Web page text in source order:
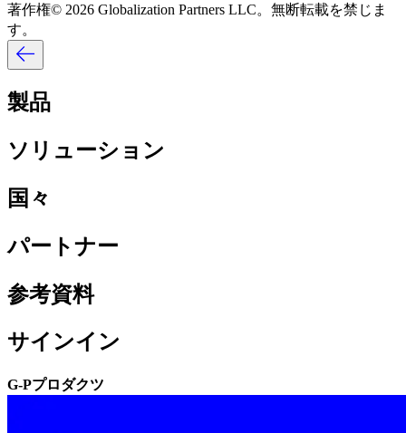
著作権© 2026 Globalization Partners LLC。無断転載を禁じま
す。​​
製品​​
ソリューション​​
国々​​
パートナー​​
参考資料​​
サインイン​​
G-Pプロダクツ​​